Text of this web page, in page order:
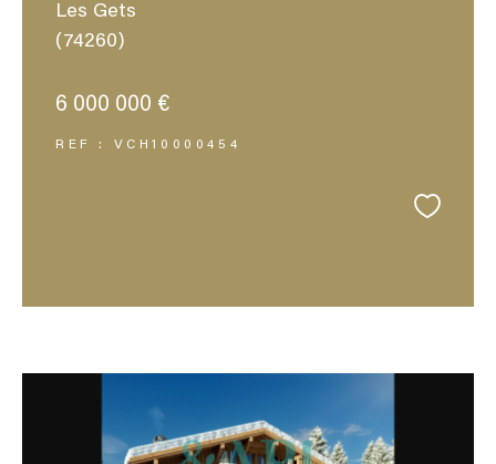
Les Gets
(74260)
6 000 000 €
REF : VCH10000454